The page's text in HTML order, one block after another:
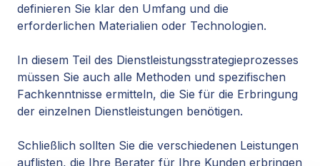
definieren Sie klar den Umfang und die
erforderlichen Materialien oder Technologien.
In diesem Teil des Dienstleistungsstrategieprozesses
müssen Sie auch alle Methoden und spezifischen
Fachkenntnisse ermitteln, die Sie für die Erbringung
der einzelnen Dienstleistungen benötigen.
Schließlich sollten Sie die verschiedenen Leistungen
auflisten, die Ihre Berater für Ihre Kunden erbringen